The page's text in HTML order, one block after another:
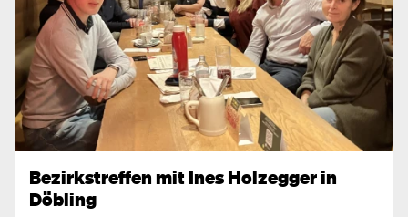
Bezirkstreffen mit Ines Holzegger in
Döbling